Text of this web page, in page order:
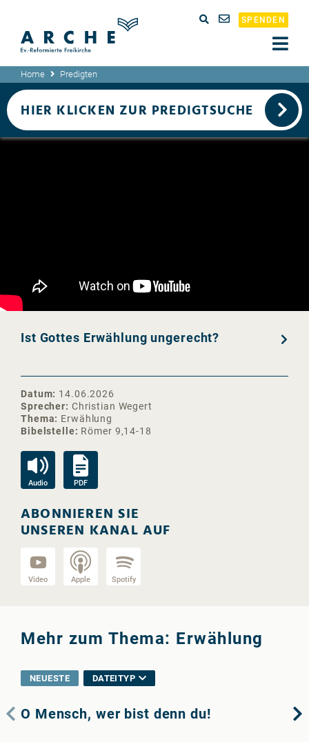
SPENDEN
Home Predigten
Ist Gottes Erwählung ungerecht?
Datum
14.06.2026
Sprecher
Christian Wegert
Thema
Erwählung
Bibelstelle
Römer 9,14-18
Audio PDF
ABONNIEREN SIE
UNSEREN KANAL AUF
Video Apple Spotify
HIER KLICKEN ZUR PREDIGTSUCHE
Mehr zum Thema: Erwählung
NEUESTE DATEITYP
O Mensch, wer bist denn du!